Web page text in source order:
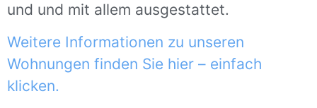
und und mit allem ausgestattet.
Weitere Informationen zu unseren
Wohnungen finden Sie hier – einfach
klicken.